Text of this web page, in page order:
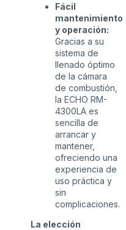
Fácil
mantenimiento
y operación:
Gracias a su
sistema de
llenado óptimo
de la cámara
de combustión,
la ECHO RM-
4300LA es
sencilla de
arrancar y
mantener,
ofreciendo una
experiencia de
uso práctica y
sin
complicaciones.
La elección